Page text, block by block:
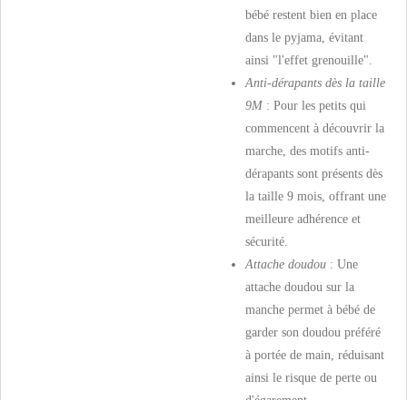
bébé restent bien en place
dans le pyjama, évitant
ainsi "l'effet grenouille".
Anti-dérapants dès la taille
9M : Pour les petits qui
commencent à découvrir la
marche, des motifs anti-
dérapants sont présents dès
la taille 9 mois, offrant une
meilleure adhérence et
sécurité.
Attache doudou : Une
attache doudou sur la
manche permet à bébé de
garder son doudou préféré
à portée de main, réduisant
ainsi le risque de perte ou